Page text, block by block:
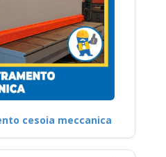
cesoia meccanica